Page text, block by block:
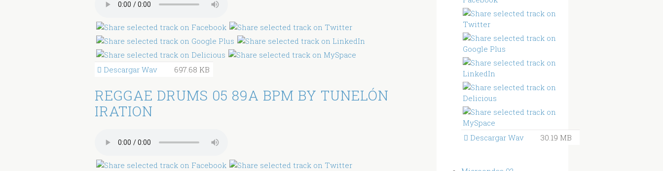
Descargar Wav 697.68 KB
REGGAE DRUMS 05 89A BPM BY TUNELÓN
IRATION
Descargar Wav 30.19 MB